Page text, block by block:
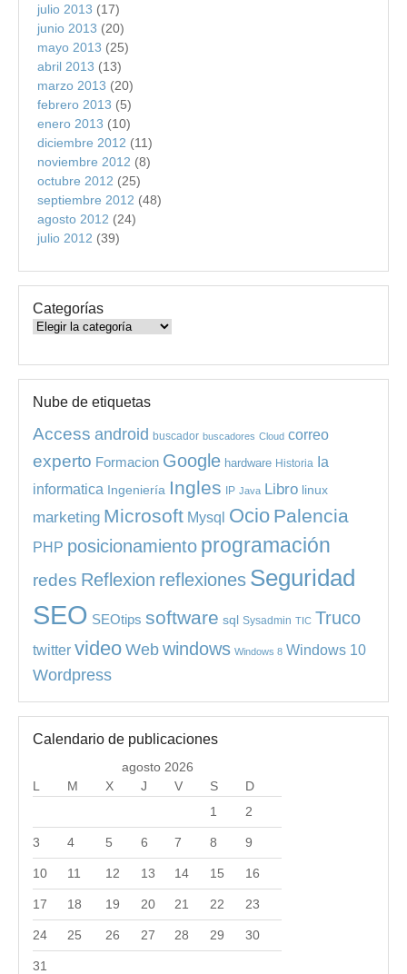
julio 2013 (17)
junio 2013 (20)
mayo 2013 (25)
abril 2013 (13)
marzo 2013 (20)
febrero 2013 (5)
enero 2013 (10)
diciembre 2012 (11)
noviembre 2012 (8)
octubre 2012 (25)
septiembre 2012 (48)
agosto 2012 (24)
julio 2012 (39)
Categorías
Categorías
Nube de etiquetas
Access android buscador buscadores Cloud correo
experto Formacion Google hardware Historia Ia
informatica Ingeniería Ingles IP Java Libro linux
marketing Microsoft Mysql Ocio Palencia
PHP posicionamiento programación
redes Reflexion reflexiones Seguridad
SEO SEOtips software sql Sysadmin TIC Truco
twitter video Web windows Windows 8 Windows 10
Wordpress
Calendario de publicaciones
agosto 2026
L
M X J V S
D
1
2
3 4 5 6 7 8 9
10 11 12 13 14 15 16
17 18 19 20 21 22 23
24 25 26 27 28 29 30
31